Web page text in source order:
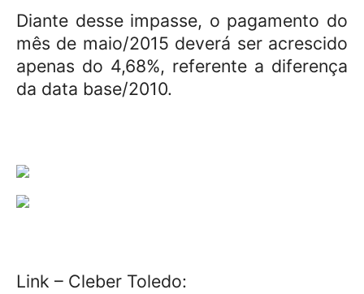
Diante desse impasse, o pagamento do
mês de maio/2015 deverá ser acrescido
apenas do 4,68%, referente a diferença
da data base/2010.
Link – Cleber Toledo: